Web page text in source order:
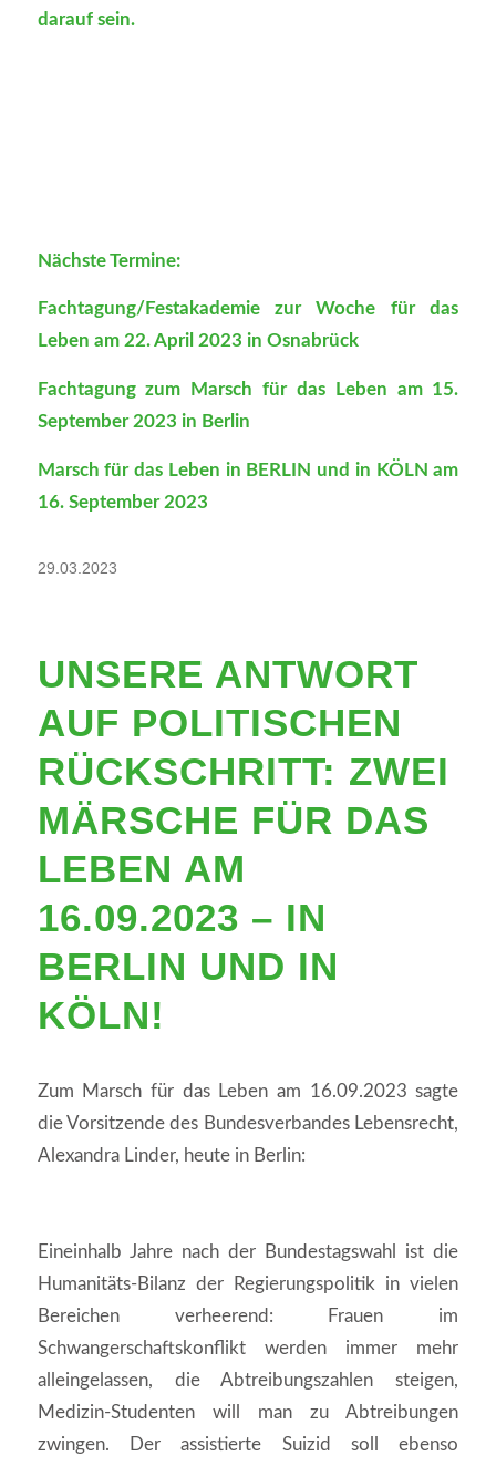
darauf sein.
Nächste Termine:
Fachtagung/Festakademie zur Woche für das
Leben am 22. April 2023 in Osnabrück
Fachtagung zum Marsch für das Leben am 15.
September 2023 in Berlin
Marsch für das Leben in BERLIN und in KÖLN am
16. September 2023
29.03.2023
UNSERE ANTWORT
AUF POLITISCHEN
RÜCKSCHRITT: ZWEI
MÄRSCHE FÜR DAS
LEBEN AM
16.09.2023 – IN
BERLIN UND IN
KÖLN!
Zum Marsch für das Leben am 16.09.2023 sagte
die Vorsitzende des Bundesverbandes Lebensrecht,
Alexandra Linder, heute in Berlin:
Eineinhalb Jahre nach der Bundestagswahl ist die
Humanitäts-Bilanz der Regierungspolitik in vielen
Bereichen verheerend: Frauen im
Schwangerschaftskonflikt werden immer mehr
alleingelassen, die Abtreibungszahlen steigen,
Medizin-Studenten will man zu Abtreibungen
zwingen. Der assistierte Suizid soll ebenso